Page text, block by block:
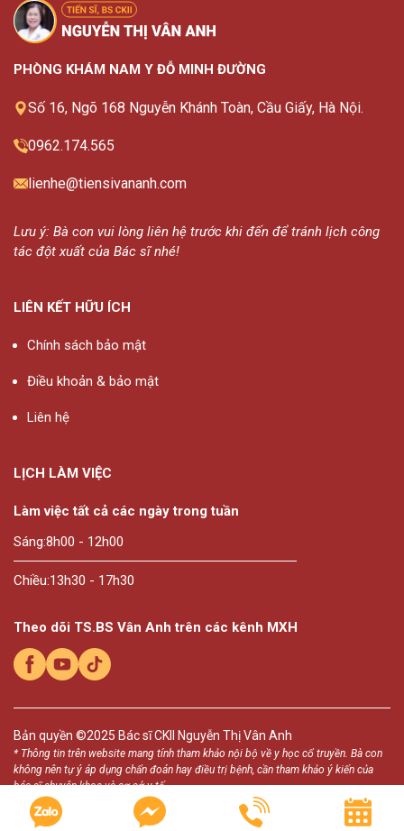
PHÒNG KHÁM NAM Y ĐỖ MINH ĐƯỜNG
Số 16, Ngõ 168 Nguyễn Khánh Toàn, Cầu Giấy, Hà Nội.
0962.174.565
lienhe@tiensivananh.com
Lưu ý: Bà con vui lòng liên hệ trước khi đến để tránh lịch công
tác đột xuất của Bác sĩ nhé!
LIÊN KẾT HỮU ÍCH
Chính sách bảo mật
Điều khoản & bảo mật
Liên hệ
LỊCH LÀM VIỆC
Làm việc tất cả các ngày trong tuần
Sáng:8h00 - 12h00
Chiều:13h30 - 17h30
Theo dõi TS.BS Vân Anh trên các kênh MXH
Bản quyền ©2025 Bác sĩ CKII Nguyễn Thị Vân Anh
* Thông tin trên website mang tính tham khảo nội bộ về y học cổ truyền. Bà con
không nên tự ý áp dụng chẩn đoán hay điều trị bệnh, cần tham khảo ý kiến của
bác sĩ chuyên khoa và cơ sở y tế.